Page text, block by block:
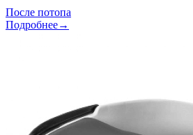
После потопа
Подробнее→